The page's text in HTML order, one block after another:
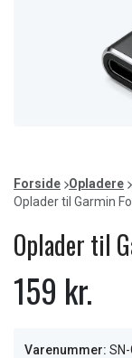
of
4
Forside Opladere
Oplader til Garmin
Oplader til
159 kr.
Varenummer: